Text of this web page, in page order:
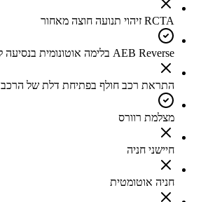
RCTA זיהוי תנועה חוצה מאחור
AEB Reverse בלימה אוטונומית בנסיעה לאחור
התראת רכב חולף בפתיחת דלת של הרכב
מצלמת רוורס
חיישני חניה
חניה אוטומטית